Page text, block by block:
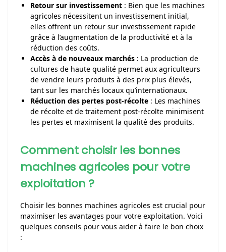
Retour sur investissement : Bien que les machines
agricoles nécessitent un investissement initial,
elles offrent un retour sur investissement rapide
grâce à l’augmentation de la productivité et à la
réduction des coûts.
Accès à de nouveaux marchés : La production de
cultures de haute qualité permet aux agriculteurs
de vendre leurs produits à des prix plus élevés,
tant sur les marchés locaux qu’internationaux.
Réduction des pertes post-récolte : Les machines
de récolte et de traitement post-récolte minimisent
les pertes et maximisent la qualité des produits.
Comment choisir les bonnes
machines agricoles pour votre
exploitation ?
Choisir les bonnes machines agricoles est crucial pour
maximiser les avantages pour votre exploitation. Voici
quelques conseils pour vous aider à faire le bon choix
: